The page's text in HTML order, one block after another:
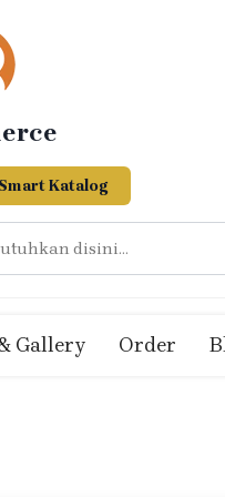
Katalog
Gallery Order